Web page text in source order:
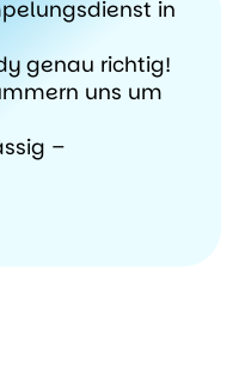
Alles
einer
Hand
in
genau richtig!
uns um
–